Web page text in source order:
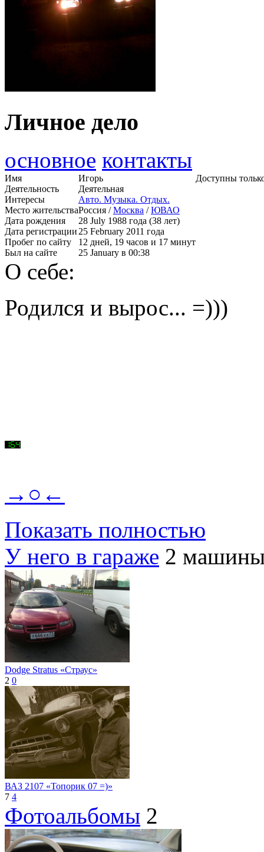
Личное дело
основное контакты
Имя
Игорь
Деятельность
Деятельная
Интересы
Авто. Музыка. Отдых.
Место жительстваРоссия /Москва /ЮВАО
Дата рождения
28 July 1988 года (38 лет)
Дата регистрации25 February 2011 года
Пробег по сайту
12 дней, 19 часов и 17 минут
Был на сайте
25 January в 00:38
Доступны
О себе:
Родился и вырос... =)))
→○←
Показать полностью
У него в гараже 2
Dodge Stratus «Страус»
2 0
ВАЗ 2107 «Топорик 07 =)»
7 4
Фотоальбомы 2